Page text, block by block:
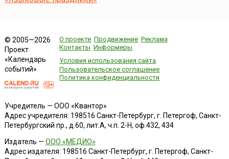
© 2005—2026
Проект
«Календарь
событий»
О проекте Продвижение Реклама
Контакты Информеры
Условия использования сайта
Пользовательское соглашение
Политика конфиденциальности
Учредитель — ООО «Квантор»
Адрес учредителя: 198516 Санкт-Петербург, г. Петергоф, Санкт-
Петербургский пр., д.60, лит.А, ч.п. 2-Н, оф.432, 434
Издатель — ООО «МЕДИО»
Адрес издателя: 198516 Санкт-Петербург, г. Петергоф, Санкт-